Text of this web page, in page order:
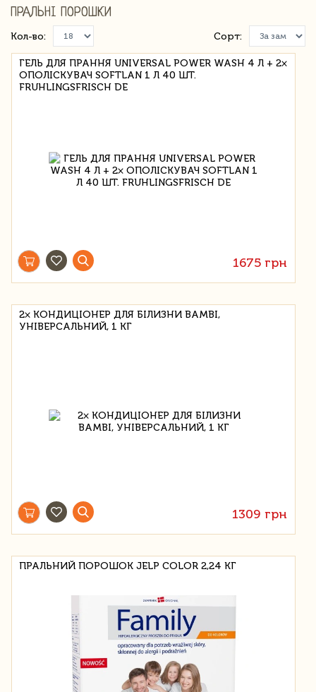
ПРАЛЬНІ ПОРОШКИ
Кол-во: Сорт:
ГЕЛЬ ДЛЯ ПРАННЯ UNIVERSAL POWER WASH 4 Л + 2×
ОПОЛІСКУВАЧ SOFTLAN 1 Л 40 ШТ.
FRUHLINGSFRISCH DE
1675 грн
2× КОНДИЦІОНЕР ДЛЯ БІЛИЗНИ BAMBI,
УНІВЕРСАЛЬНИЙ, 1 КГ
1309 грн
ПРАЛЬНИЙ ПОРОШОК JELP COLOR 2,24 КГ